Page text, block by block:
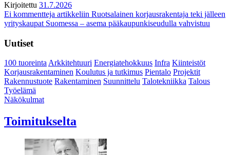
Kirjoitettu 31.7.2026
Ei kommentteja artikkeliin Ruotsalainen korjausrakentaja teki jälleen
yrityskaupat Suomessa – asema pääkaupunkiseudulla vahvistuu
Uutiset
100 tuoreintaArkkitehtuuri Energiatehokkuus Infra Kiinteistöt
Korjausrakentaminen Koulutus ja tutkimus Pientalo Projektit
Rakennustuote Rakentaminen Suunnittelu Talotekniikka Talous
Työelämä
Näkökulmat
Toimitukselta